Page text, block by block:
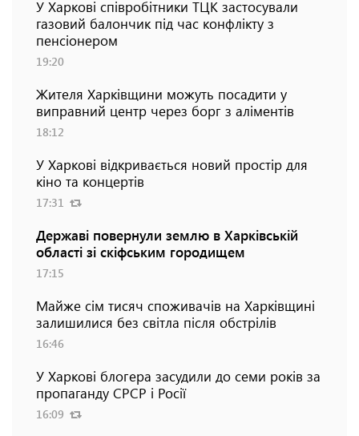
У Харкові співробітники ТЦК застосували
газовий балончик під час конфлікту з
пенсіонером
19:20
Жителя Харківщини можуть посадити у
виправний центр через борг з аліментів
18:12
У Харкові відкривається новий простір для
кіно та концертів
17:31
Державі повернули землю в Харківській
області зі скіфським городищем
17:15
Майже сім тисяч споживачів на Харківщині
залишилися без світла після обстрілів
16:46
У Харкові блогера засудили до семи років за
пропаганду СРСР і Росії
16:09